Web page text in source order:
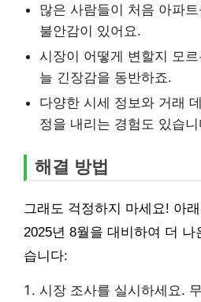
많은 사람들이 처음 아파
불안감이 있어요.
시장이 어떻게 변할지 모
늘 긴장감을 동반하죠.
다양한 시세 정보와 거래
정을 내리는 경험도 있습니
해결 방법
그래도 걱정하지 마세요! 아
2025년 8월을 대비하여 더 나
습니다:
시장 조사를 실시하세요.